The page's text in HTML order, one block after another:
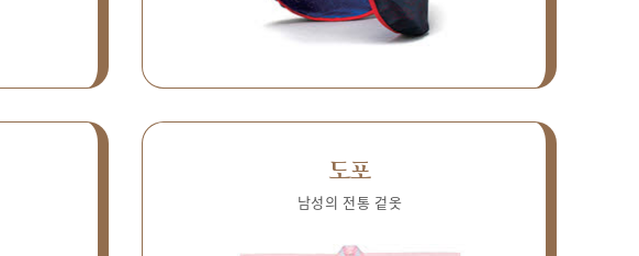
도포
남성의 전통 겉옷